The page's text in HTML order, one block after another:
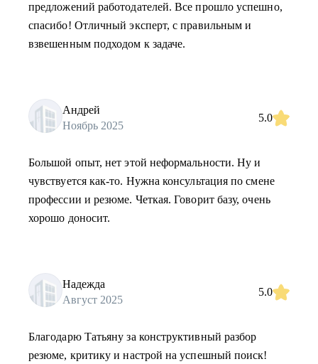
предложений работодателей. Все прошло успешно,
спасибо! Отличный эксперт, с правильным и
взвешенным подходом к задаче.
Андрей
Ноябрь 2025
5.0
Большой опыт, нет этой неформальности. Ну и
чувствуется как-то. Нужна консультация по смене
профессии и резюме. Четкая. Говорит базу, очень
хорошо доносит.
Надежда
Август 2025
5.0
Благодарю Татьяну за конструктивный разбор
резюме, критику и настрой на успешный поиск!